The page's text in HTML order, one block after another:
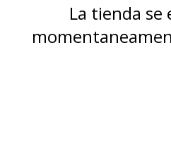
La tienda se